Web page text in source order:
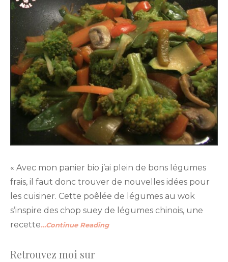
« Avec mon panier bio j’ai plein de bons légumes
frais, il faut donc trouver de nouvelles idées pour
les cuisiner. Cette poêlée de légumes au wok
s’inspire des chop suey de légumes chinois, une
recette…Continue Reading
Retrouvez moi sur